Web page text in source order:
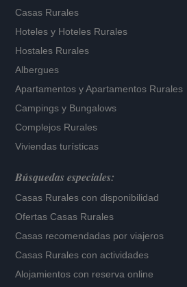
Casas Rurales
Hoteles y Hoteles Rurales
Hostales Rurales
Albergues
Apartamentos yApartamentos Rurales
Campings y Bungalows
Complejos Rurales
Viviendas turísticas
Búsquedas especiales:
Casas Rurales con disponibilidad
Ofertas Casas Rurales
Casas recomendadas por viajeros
Casas Rurales con actividades
Alojamientos con reserva online